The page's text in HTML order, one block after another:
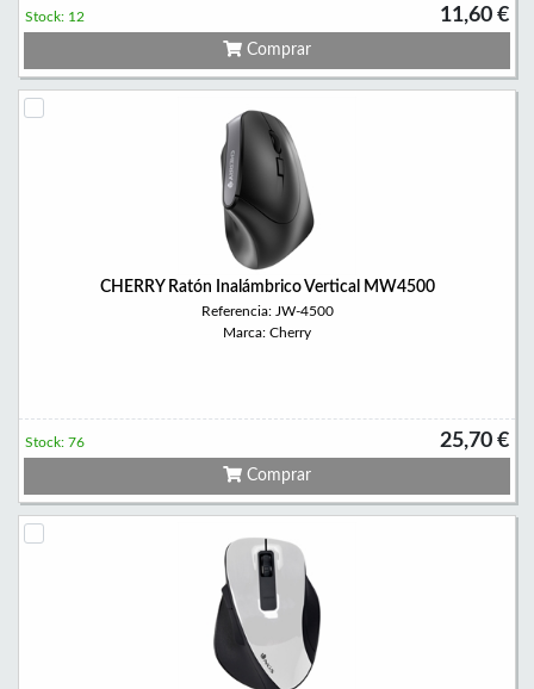
11,60 €
Stock: 12
Comprar
CHERRY Ratón Inalámbrico Vertical MW4500
Referencia: JW-4500
Marca: Cherry
25,70 €
Stock: 76
Comprar